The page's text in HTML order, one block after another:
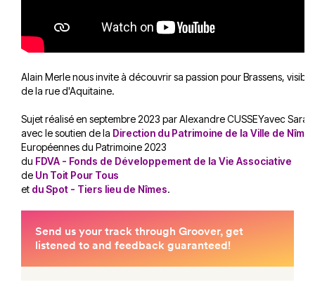
Alain Merle nous invite à découvrir sa passion pour Brassens,
de la rue d'Aquitaine.
Sujet réalisé en septembre 2023 par Alexandre CUSSEYavec
avec le soutien de la Direction du Patrimoine de la Ville de
Européennes du Patrimoine 2023
du FDVA - Fonds de Développement de la Vie Associative
de Un Toit Pour Tous
et du Spot - Tiers lieu de Nîmes.